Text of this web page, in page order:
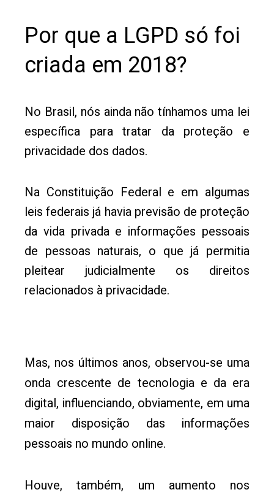
Por que a LGPD só foi
criada em 2018?
No Brasil, nós ainda não tínhamos uma lei
específica para tratar da proteção e
privacidade dos dados.
Na Constituição Federal e em algumas
leis federais já havia previsão de proteção
da vida privada e informações pessoais
de pessoas naturais, o que já permitia
pleitear judicialmente os direitos
relacionados à privacidade.
Mas, nos últimos anos, observou-se uma
onda crescente de tecnologia e da era
digital, influenciando, obviamente, em uma
maior disposição das informações
pessoais no mundo online.
Houve, também, um aumento nos